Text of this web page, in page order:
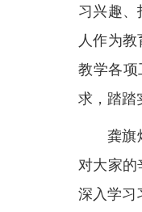
习兴趣、
人作为
教学各
求，踏踏
龚旗
对大家的
深入学习